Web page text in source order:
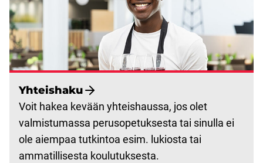
Yhteishaku
Voit hakea kevään yhteishaussa, jos olet
valmistumassa perusopetuksesta tai sinulla ei
ole aiempaa tutkintoa esim. lukiosta tai
ammatillisesta koulutuksesta.